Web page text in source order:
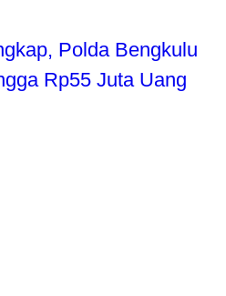
Polda Bengkulu
Rp55 Juta Uang